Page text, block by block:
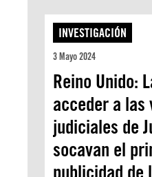
INVESTIGACIÓN
3 Mayo 2024
Reino Unido:
acceder a las
judiciales de
socavan el
publicidad de